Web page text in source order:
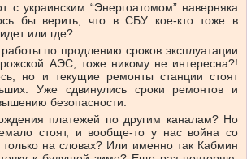
с украинским “Энергоатомом” наверняка
бы верить, что в СБУ кое-кто тоже в
или где?
работы по продлению сроков эксплуатации
АЭС, тоже никому не интересна?!
но и текущие ремонты станции стоят
Уже сдвинулись сроки ремонтов и
безопасности.
платежей по другим каналам? Но
стоят, и вообще-то у нас война со
на словах? Или именно так Кабмин